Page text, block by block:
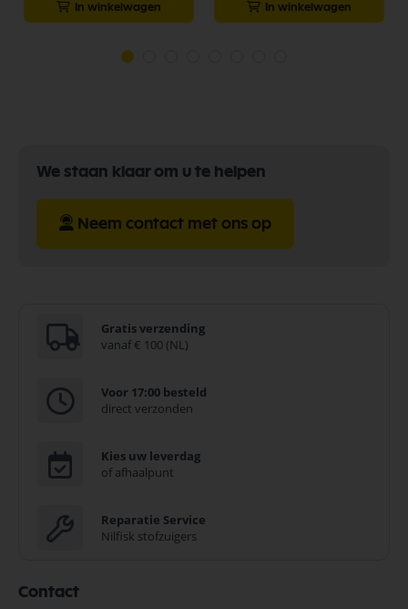
In winkelwagen In winkelwagen
We staan klaar om u te helpen
Neem contact met ons op
Gratis verzending
vanaf € 100 (NL)
Voor 17:00 besteld
direct verzonden
Kies uw leverdag
of afhaalpunt
Reparatie Service
Nilfisk stofzuigers
Contact